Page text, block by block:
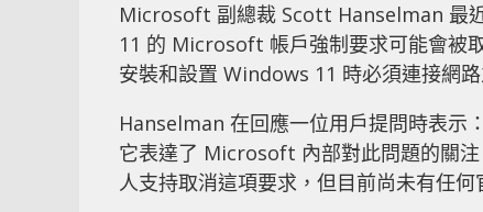
Microsoft 副總裁 Scott Hanselman 最
11 的 Microsoft 帳戶強制要求可能會被
安裝和設置 Windows 11 時必須連接網
Hanselman 在回應一位用戶提問時表示
它表達了 Microsoft 內部對此問題的關
人支持取消這項要求，但目前尚未有任